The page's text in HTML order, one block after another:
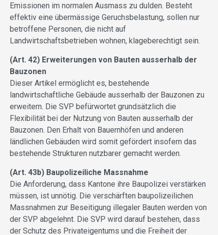
Emissionen im normalen Ausmass zu dulden. Besteht
effektiv eine übermässige Geruchsbelastung, sollen nur
betroffene Personen, die nicht auf
Landwirtschaftsbetrieben wohnen, klageberechtigt sein.
(Art. 42) Erweiterungen von Bauten ausserhalb der
Bauzonen
Dieser Artikel ermöglicht es, bestehende
landwirtschaftliche Gebäude ausserhalb der Bauzonen zu
erweitern. Die SVP befürwortet grundsätzlich die
Flexibilität bei der Nutzung von Bauten ausserhalb der
Bauzonen. Den Erhalt von Bauernhöfen und anderen
ländlichen Gebäuden wird somit gefördert insofern das
bestehende Strukturen nutzbarer gemacht werden.
(Art. 43b) Baupolizeiliche Massnahme
Die Anforderung, dass Kantone ihre Baupolizei verstärken
müssen, ist unnötig. Die verschärften baupolizeilichen
Massnahmen zur Beseitigung illegaler Bauten werden von
der SVP abgelehnt. Die SVP wird darauf bestehen, dass
der Schutz des Privateigentums und die Freiheit der